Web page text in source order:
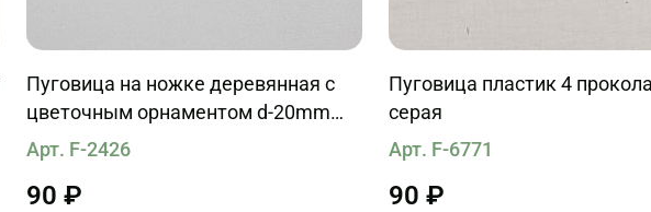
Пуговица на ножке деревянная с
цветочным орнаментом d-20mm
Roberto Cavalli
Арт. F-2426
90 ₽
Пуговица пластик 4
серая
Арт. F-6771
90 ₽